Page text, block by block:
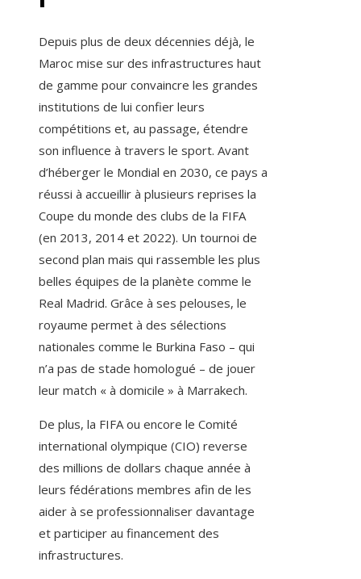
Depuis plus de deux décennies déjà, le
Maroc mise sur des infrastructures haut
de gamme pour convaincre les grandes
institutions de lui confier leurs
compétitions et, au passage, étendre
son influence à travers le sport. Avant
d’héberger le Mondial en 2030, ce pays a
réussi à accueillir à plusieurs reprises la
Coupe du monde des clubs de la FIFA
(en 2013, 2014 et 2022). Un tournoi de
second plan mais qui rassemble les plus
belles équipes de la planète comme le
Real Madrid. Grâce à ses pelouses, le
royaume permet à des sélections
nationales comme le Burkina Faso – qui
n’a pas de stade homologué – de jouer
leur match « à domicile » à Marrakech.
De plus, la FIFA ou encore le Comité
international olympique (CIO) reverse
des millions de dollars chaque année à
leurs fédérations membres afin de les
aider à se professionnaliser davantage
et participer au financement des
infrastructures.